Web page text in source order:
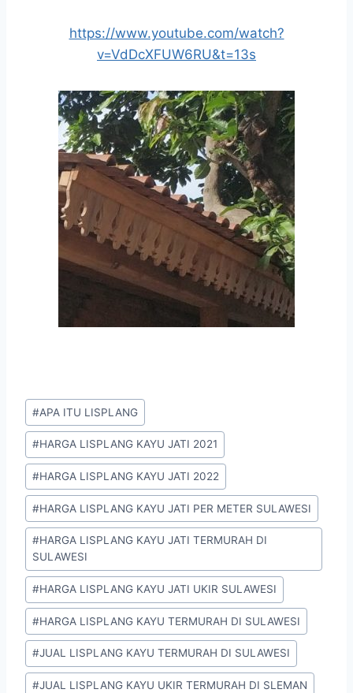
https://www.youtube.com/watch?
v=VdDcXFUW6RU&t=13s
#APA ITU LISPLANG
#HARGA LISPLANG KAYU JATI 2021
#HARGA LISPLANG KAYU JATI 2022
#HARGA LISPLANG KAYU JATI PER METER SULAWESI
#HARGA LISPLANG KAYU JATI TERMURAH DI
SULAWESI
#HARGA LISPLANG KAYU JATI UKIR SULAWESI
#HARGA LISPLANG KAYU TERMURAH DI SULAWESI
#JUAL LISPLANG KAYU TERMURAH DI SULAWESI
#JUAL LISPLANG KAYU UKIR TERMURAH DI SLEMAN